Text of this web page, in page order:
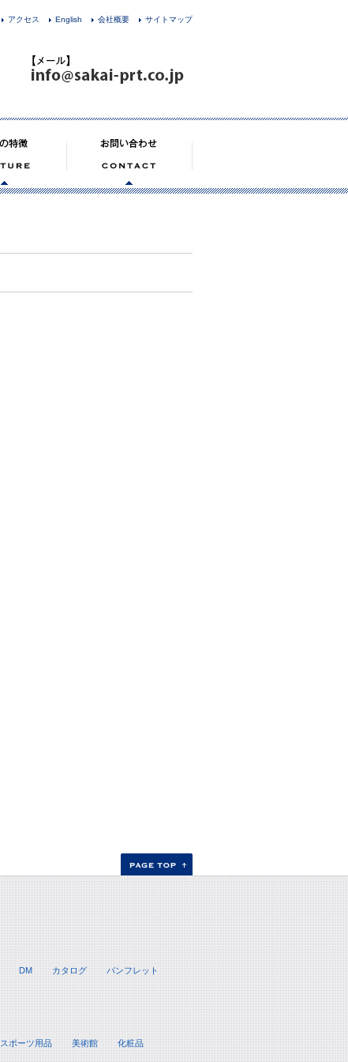
アクセス English 会社概要 サイトマップ
DM カタログ
パンフレット
スポーツ用品 美術館
化粧品